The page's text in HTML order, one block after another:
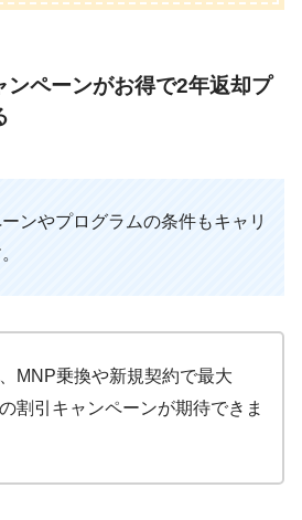
ンペーンがお得で2年返却プ
ンやプログラムの条件もキャリ
MNP乗換や新規契約で最大
割引キャンペーンが期待できま